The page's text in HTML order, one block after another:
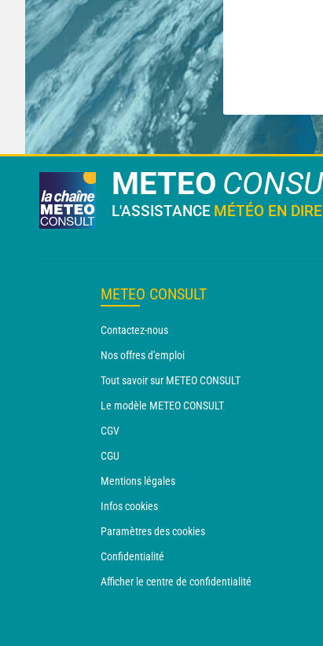
METEO
L'ASSISTANCE MÉTÉO EN
METEO CONSULT
Contactez-nous
Nos offres d'emploi
Tout savoir sur METEO CONSULT
Le modèle METEO CONSULT
CGV
CGU
Mentions légales
Infos cookies
Paramètres des cookies
Confidentialité
Afficher le centre de confidentialité